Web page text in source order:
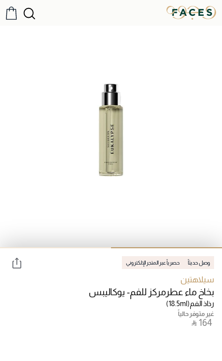
وصل حديثاً حصرياً عبر المتجر الإلكتروني
سيلاهتين
بخاخ ماء عطرمركز للفم- يوكاليبس
رذاذ الفم(18.5ml)
غير متوفر حالياً
‎ ⃁ ⁦164⁩ ‎